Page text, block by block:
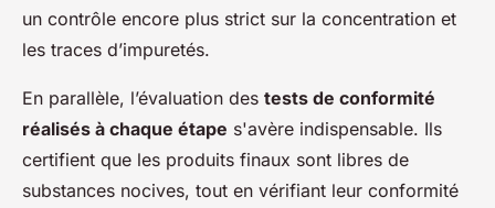
un contrôle encore plus strict sur la concentration et
les traces d’impuretés.
En parallèle, l’évaluation des tests de conformité
réalisés à chaque étape s'avère indispensable. Ils
certifient que les produits finaux sont libres de
substances nocives, tout en vérifiant leur conformité